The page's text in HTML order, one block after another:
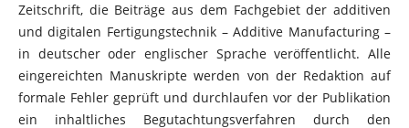
Zeitschrift, die Beiträge aus dem Fachgebiet der additiven
und digitalen Fertigungstechnik – Additive Manufacturing –
in deutscher oder englischer Sprache veröffentlicht. Alle
eingereichten Manuskripte werden von der Redaktion auf
formale Fehler geprüft und durchlaufen vor der Publikation
ein inhaltliches Begutachtungsverfahren durch den